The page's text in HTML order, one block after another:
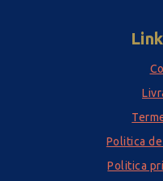
Politica
Politica